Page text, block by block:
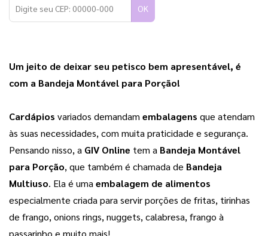
OK
Um jeito de deixar seu petisco bem apresentável, é
com a Bandeja Montável para Porção!
Cardápios variados demandam embalagens que atendam
às suas necessidades, com muita praticidade e segurança.
Pensando nisso, a GIV Online tem a Bandeja Montável
para Porção, que também é chamada de Bandeja
Multiuso. Ela é uma embalagem de alimentos
especialmente criada para servir porções de fritas, tirinhas
de frango, onions rings, nuggets, calabresa, frango à
passarinho e muito mais!